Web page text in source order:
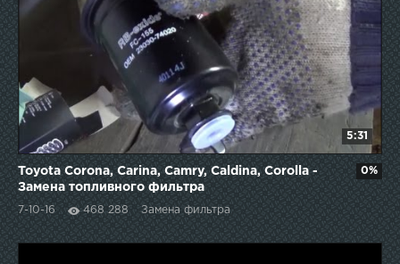
5:31
Toyota Corona, Carina, Camry, Caldina, Corolla -
Замена топливного фильтра
7-10-16 468 288 Замена фильтра
0%